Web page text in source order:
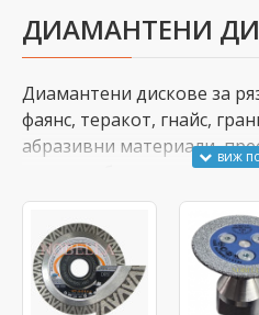
ДИАМАНТЕНИ
Диамантени дискове за
фаянс, теракот, гнайс,
абразивни материали,
армиран бетон,
керемиди, строителни
полускъпоценни камъни
Диамантените дискове за
различни диаметри,